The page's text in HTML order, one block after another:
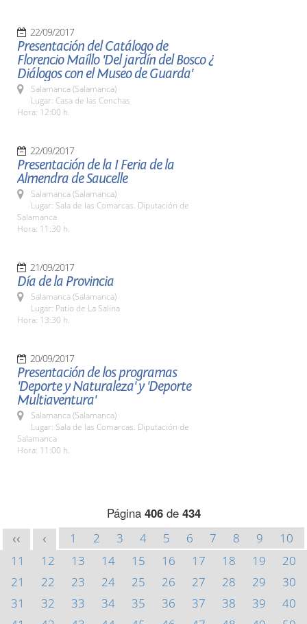
22/09/2017
Presentación del Catálogo de
Florencio Maíllo 'Del jardín del Bosco ¿
Diálogos con el Museo de Guarda'
Salamanca (Salamanca)
Lugar: Casa de las Conchas
Hora: 12:00 h.
22/09/2017
Presentación de la I Feria de la
Almendra de Saucelle
Salamanca (Salamanca)
Lugar: Sala de las Comarcas. Diputación de
Salamanca
Hora: 11:30 h.
21/09/2017
Día de la Provincia
Salamanca (Salamanca)
Lugar: Patio de La Salina
Hora: 13:30 h.
20/09/2017
Presentación de los programas
'Deporte y Naturaleza' y 'Deporte
Multiaventura'
Salamanca (Salamanca)
Lugar: Sala de las Comarcas. Diputación de
Salamanca
Hora: 11:00 h.
Página 406de 434
<< < 1 2 3 4 5 6 7 8 9
10
11
12 13 14 15 16 17 18 19
20
21
22 23 24 25 26 27 28 29
30
31
32 33 34 35 36 37 38 39
40